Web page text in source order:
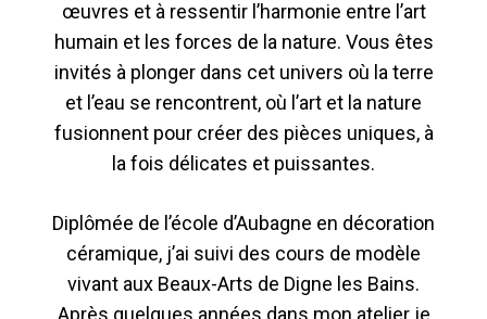
œuvres et à ressentir l’harmonie entre l’art
humain et les forces de la nature. Vous êtes
invités à plonger dans cet univers où la terre
et l’eau se rencontrent, où l’art et la nature
fusionnent pour créer des pièces uniques, à
la fois délicates et puissantes.
Diplômée de l’école d’Aubagne en décoration
céramique, j’ai suivi des cours de modèle
vivant aux Beaux-Arts de Digne les Bains.
Après quelques années dans mon atelier je